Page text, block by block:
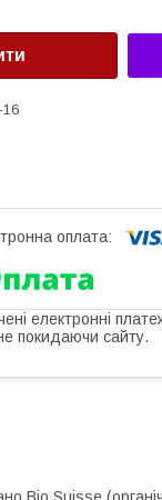
16
електронні
покидаючи сайту.